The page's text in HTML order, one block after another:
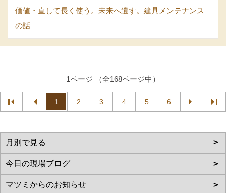
価値・直して長く使う。未来へ遺す。建具メンテナンス
の話
1ページ （全168ページ中）
1 2 3 4 5 6